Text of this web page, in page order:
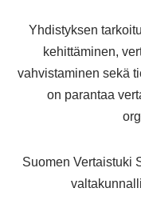
Yhdistyksen
kehittäminen,
vahvistaminen sekä
on parantaa
Suomen Vertaistuki